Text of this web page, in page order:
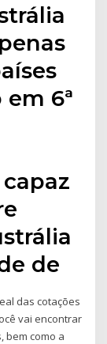
6ª
de
das cotações
vai encontrar
bem como a